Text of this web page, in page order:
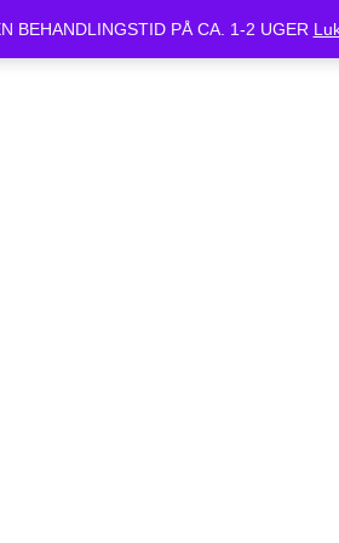
d.25/6. Alle bestilte cykler vil være klar
BEHANDLINGSTID PÅ CA. 1-2 UGER